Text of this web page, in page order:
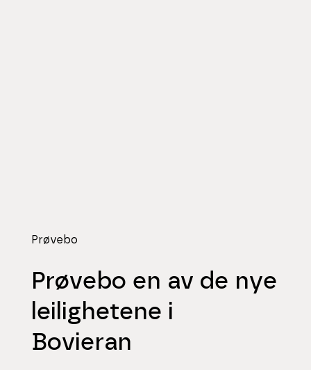
Prøvebo
Prøvebo en av de nye
leilighetene i
Bovieran